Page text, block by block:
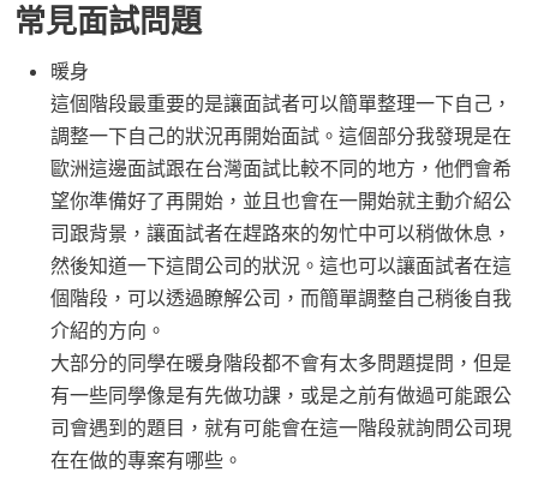
常見面試問題
暖身
這個階段最重要的是讓面試者可以簡單整理一下自己，
調整一下自己的狀況再開始面試。這個部分我發現是在
歐洲這邊面試跟在台灣面試比較不同的地方，他們會希
望你準備好了再開始，並且也會在一開始就主動介紹公
司跟背景，讓面試者在趕路來的匆忙中可以稍做休息，
然後知道一下這間公司的狀況。這也可以讓面試者在這
個階段，可以透過瞭解公司，而簡單調整自己稍後自我
介紹的方向。
大部分的同學在暖身階段都不會有太多問題提問，但是
有一些同學像是有先做功課，或是之前有做過可能跟公
司會遇到的題目，就有可能會在這一階段就詢問公司現
在在做的專案有哪些。